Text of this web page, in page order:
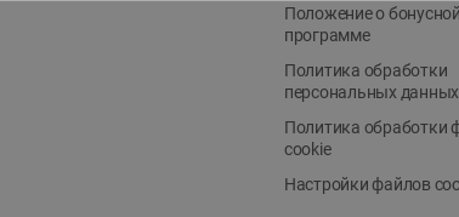
Положение о бонусной
программе
Политика обработки
персональных данных
Политика обработки
cookie
Настройки файлов